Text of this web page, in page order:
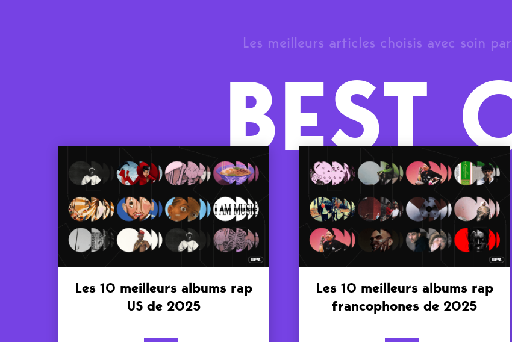
Les meilleurs articles choisis avec soin
BEST
Les 10 meilleurs albums rap
US de 2025
Les 10 meilleurs albums rap
francophones de 2025